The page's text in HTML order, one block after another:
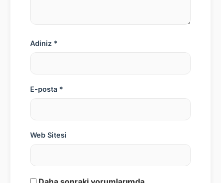
Adiniz *
E-posta *
Web Sitesi